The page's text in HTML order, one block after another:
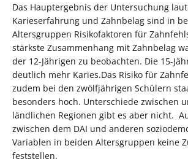
Das Hauptergebnis der Untersuchung
Karieserfahrung und Zahnbelag sind in
Altersgruppen Risikofaktoren für
stärkste Zusammenhang mit Zahnbelag
der 12-Jährigen zu beobachten. Die 15-
deutlich mehr Karies.Das Risiko für
zudem bei den zwölfjährigen Schülern
besonders hoch. Unterschiede zwischen
ländlichen Regionen gibt es aber nicht.
zwischen dem DAI und anderen
Variablen in beiden Altersgruppen keine
feststellen.